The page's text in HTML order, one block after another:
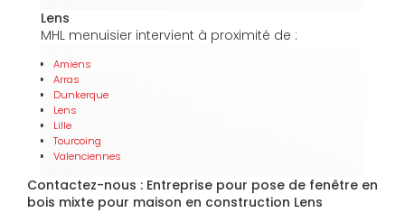
Lens
MHL menuisier intervient à proximité de :
Amiens
Arras
Dunkerque
Lens
Lille
Tourcoing
Valenciennes
Contactez-nous : Entreprise pour pose de fenêtre en
bois mixte pour maison en construction Lens